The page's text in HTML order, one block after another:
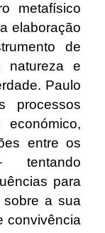
metafísico
elaboração
de
natureza e
Paulo
processos
económico,
entre os
tentando
para
sobre a sua
convivência